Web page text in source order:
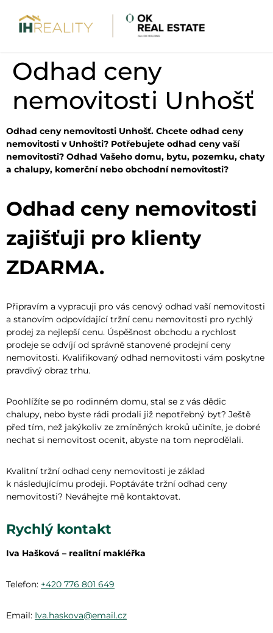
Odhad ceny
nemovitosti Unhošť
Odhad ceny nemovitosti Unhošť. Chcete odhad ceny
nemovitosti v Unhošti? Potřebujete odhad ceny vaší
nemovitosti? Odhad Vašeho domu, bytu, pozemku, chaty
a chalupy, komerční nebo obchodní nemovitosti?
Odhad ceny nemovitosti
zajišťuji pro klienty
ZDARMA.
Připravím a vypracuji pro vás cenový odhad vaší nemovitosti
a stanovím odpovídající tržní cenu nemovitosti pro rychlý
prodej za nejlepší cenu. Úspěšnost obchodu a rychlost
prodeje se odvíjí od správně stanovené prodejní ceny
nemovitosti. Kvalifikovaný odhad nemovitosti vám poskytne
pravdivý obraz trhu.
Poohlížíte se po rodinném domu, stal se z vás dědic
chalupy, nebo byste rádi prodali již nepotřebný byt? Ještě
před tím, než jakýkoliv ze zmíněných kroků učiníte, je dobré
nechat si nemovitost ocenit, abyste na tom neprodělali.
Kvalitní tržní odhad ceny nemovitosti je základ
k následujícímu prodeji. Poptáváte tržní odhad ceny
nemovitosti? Neváhejte mě kontaktovat.
Rychlý kontakt
Iva Hašková – realitní makléřka
Telefon: +420 776 801 649
Email: Iva.haskova@email.cz